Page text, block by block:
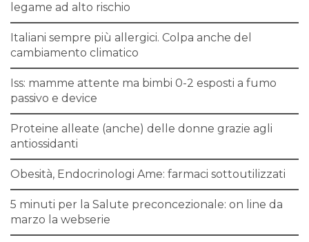
legame ad alto rischio
Italiani sempre più allergici. Colpa anche del
cambiamento climatico
Iss: mamme attente ma bimbi 0-2 esposti a fumo
passivo e device
Proteine alleate (anche) delle donne grazie agli
antiossidanti
Obesità, Endocrinologi Ame: farmaci sottoutilizzati
5 minuti per la Salute preconcezionale: on line da
marzo la webserie